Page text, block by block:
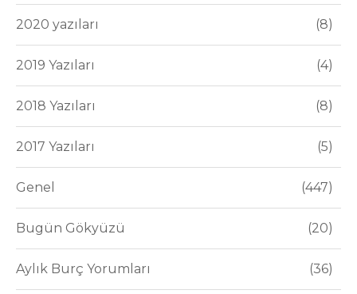
2020 yazıları 8
2019 Yazıları 4
2018 Yazıları 8
2017 Yazıları 5
Genel 447
Bugün Gökyüzü 20
Aylık Burç Yorumları 36